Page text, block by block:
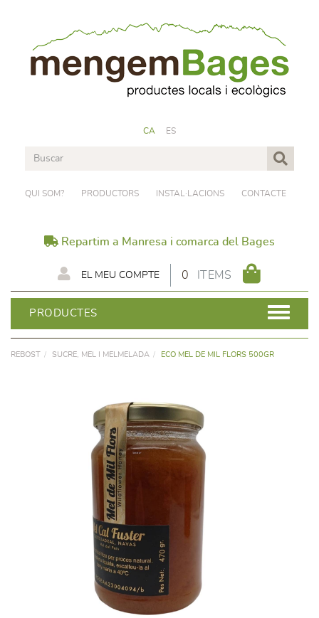
CA ES
QUI SOM? PRODUCTORS INSTAL·LACIONS CONTACTE
Repartim a Manresa i comarca del Bages
0 ITEMS
EL MEU COMPTE
PRODUCTES
REBOST SUCRE, MEL I MELMELADA ECO MEL DE MIL FLORS 500GR